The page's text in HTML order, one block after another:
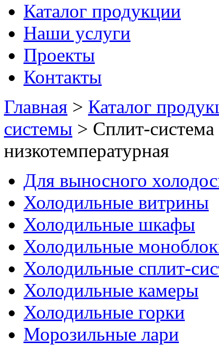
Каталог продукции
Наши услуги
Проекты
Контакты
Главная > Каталог
системы > Сплит-
низкотемпературная
Для выносного
Холодильные витрины
Холодильные шкафы
Холодильные
Холодильные сплит-
Холодильные камеры
Холодильные горки
Морозильные лари